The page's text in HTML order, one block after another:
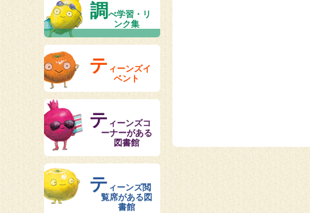
調べ学習・リ
ンク集
テ ィーンズイ
ベント
テ ィーンズコ
ーナーがある
図書館
テ ィーンズ閲
覧席がある図
書館